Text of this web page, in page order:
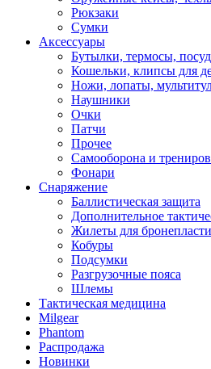
Рюкзаки
Сумки
Аксессуары
Бутылки, термосы,
Кошельки, клипсы для
Ножи, лопаты,
Наушники
Очки
Патчи
Прочее
Самооборона и
Фонари
Снаряжение
Баллистическая защита
Дополнительное
Жилеты для
Кобуры
Подсумки
Разгрузочные пояса
Шлемы
Тактическая медицина
Milgear
Phantom
Распродажа
Новинки